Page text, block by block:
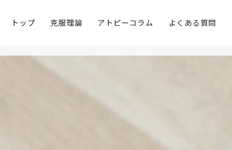
トップ 克服理論 アトピーコラム よくある質問